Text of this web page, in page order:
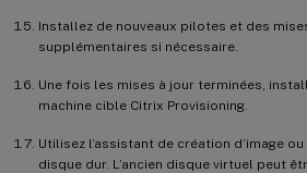
Installez de nouveaux pilotes et des
supplémentaires si nécessaire.
Une fois les mises à jour terminées,
machine cible Citrix Provisioning.
Utilisez l’assistant de création d’image
disque dur. L’ancien disque virtuel peut